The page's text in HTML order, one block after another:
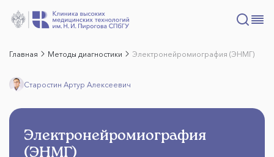
Главная Методы диагностики Электронейромиография (ЭНМГ)
Старостин Артур Алексеевич
Электронейромиография
(ЭНМГ)